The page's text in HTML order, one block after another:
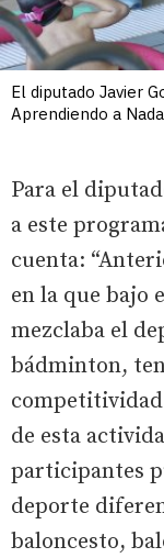
El diputado Javier
Aprendiendo a
Para el
a este
cuenta:
en la que bajo
mezclaba el
bádminton,
de esta
participantes
deporte
baloncesto,